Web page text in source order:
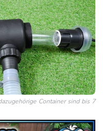
Container sind bis 7